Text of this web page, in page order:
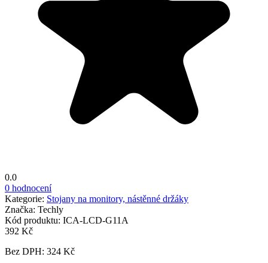
0.0
0 hodnocení
Kategorie: Stojany na monitory, nástěnné držáky
Značka: Techly
Kód produktu: ICA-LCD-G11A
392 Kč
Bez DPH: 324 Kč